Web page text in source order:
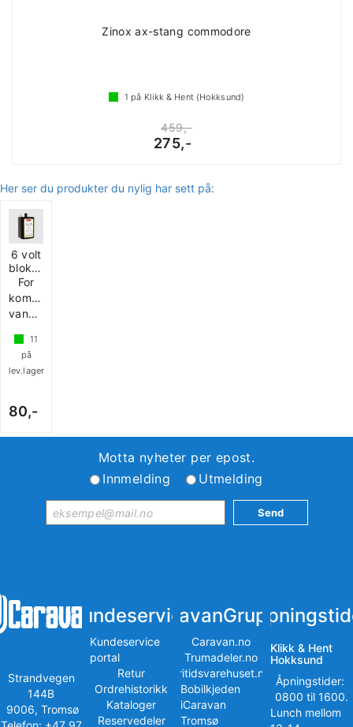
Zinox ax-stang commodore
1 på Klikk & Hent (Hokksund)
459,-
275,-
Her ser du produkter du nylig har sett på:
6 volt
blokkbatteri
For
kompakte
vannsystemer
11
på
lev.lager
80,-
Motta nyheter per epost.
Innmelding
Utmelding
Strandvegen
144B
9006, Tromsø
Kundeservice
Kundeservice
portal
Retur
Ordrehistorikk
Kataloger
Reservedeler
iCaravanGruppen
Caravan.no
Trumadeler.no
Fritidsvarehuset.no
Bobilkjeden
iCaravan
Tromsø
Klikk & Hent
Hokksund
Åpningstider:
0800 til 1600.
Lunch mellom